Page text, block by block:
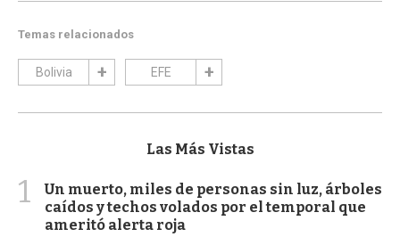
Temas relacionados
Bolivia EFE
Las Más Vistas
1
Un muerto, miles de personas sin luz, árboles
caídos y techos volados por el temporal que
ameritó alerta roja